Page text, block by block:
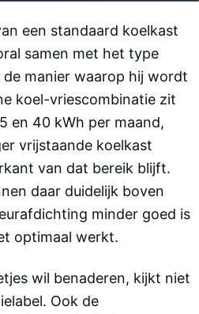
een standaard koelkast
samen met het type
manier waarop hij wordt
koel-vriescombinatie zit
en 40 kWh per maand,
vrijstaande koelkast
van dat bereik blijft.
daar duidelijk boven
minder goed is
optimaal werkt.
wil benaderen, kijkt niet
Ook de